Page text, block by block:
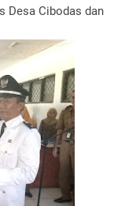
Desa Cibodas dan